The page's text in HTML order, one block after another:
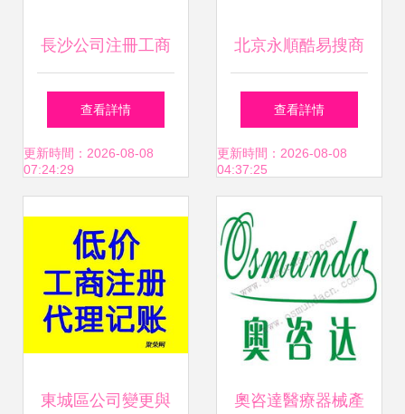
長沙公司注冊工商
代辦 出證快、價格
低，助您輕松創業
查看詳情
更新時間：2026-08-08
07:24:29
北京永順酷易搜商
務代理代辦服務 專
業便捷的企業伙伴
查看詳情
更新時間：2026-08-08
04:37:25
東城區公司變更與 奧咨達醫療器械產